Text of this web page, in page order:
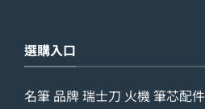
選購入口
名筆 品牌瑞士刀 火機筆芯配件